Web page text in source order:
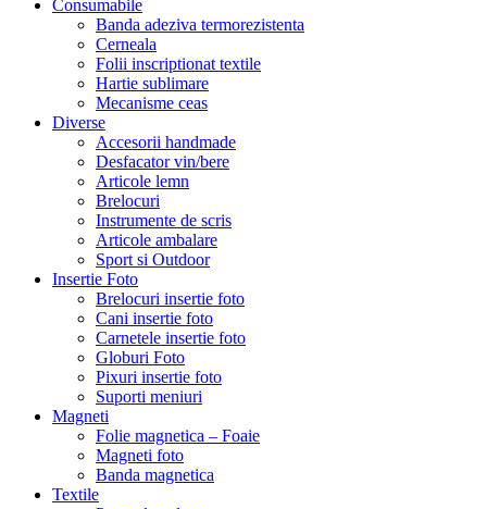
Consumabile
Banda adeziva termorezistenta
Cerneala
Folii inscriptionat textile
Hartie sublimare
Mecanisme ceas
Diverse
Accesorii handmade
Desfacator vin/bere
Articole lemn
Brelocuri
Instrumente de scris
Articole ambalare
Sport si Outdoor
Insertie Foto
Brelocuri insertie foto
Cani insertie foto
Carnetele insertie foto
Globuri Foto
Pixuri insertie foto
Suporti meniuri
Magneti
Folie magnetica – Foaie
Magneti foto
Banda magnetica
Textile